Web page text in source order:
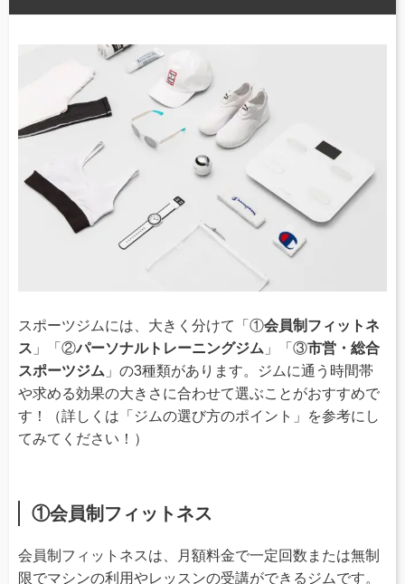
スポーツジムには、大きく分けて「①会員制フィットネ
ス 」「②パーソナルトレーニングジム 」「③市営・総合
スポーツジム 」の3種類があります。ジムに通う時間帯
や求める効果の大きさに合わせて選ぶことがおすすめで
す！（詳しくは「ジムの選び方のポイント」を参考にし
てみてください！）
①会員制フィットネス
会員制フィットネスは、月額料金で一定回数または無制
限でマシンの利用やレッスンの受講ができるジムです。